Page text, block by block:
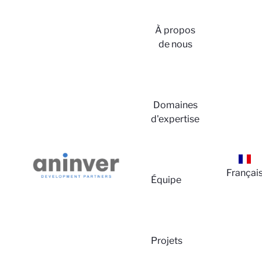
À propos
de nous
Domaines
d'expertise
Équipe
Projets